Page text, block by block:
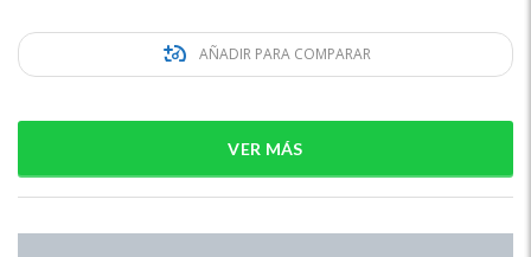
AÑADIR PARA COMPARAR
VER MÁS